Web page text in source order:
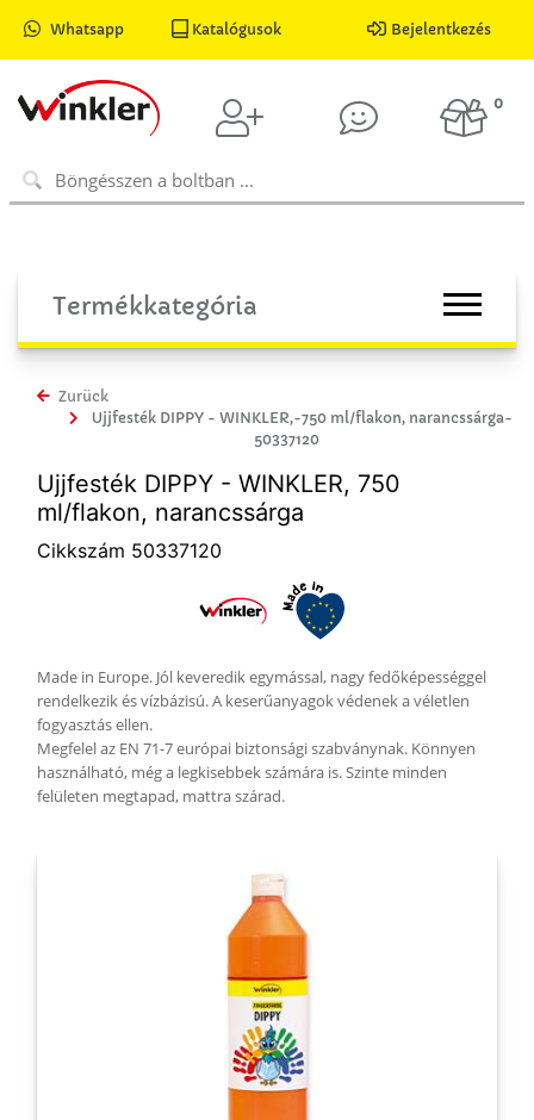
Whatsapp Katalógusok Bejelentkezés
0
Termékkategória
Zurück
Ujjfesték DIPPY - WINKLER,-750 ml/flakon, narancssárga-
50337120
Ujjfesték DIPPY - WINKLER, 750
ml/flakon, narancssárga
Cikkszám 50337120
Made in Europe. Jól keveredik egymással, nagy fedőképességgel
rendelkezik és vízbázisú. A keserűanyagok védenek a véletlen
fogyasztás ellen.
Megfelel az EN 71-7 európai biztonsági szabványnak. Könnyen
használható, még a legkisebbek számára is. Szinte minden
felületen megtapad, mattra szárad.